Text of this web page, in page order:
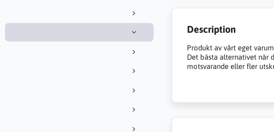
Description
Produkt av vårt eget
Det bästa alternativet när
motsvarande eller fler